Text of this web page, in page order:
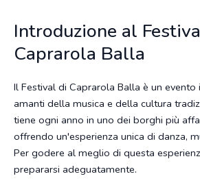
Introduzione al
Caprarola Balla
Il Festival di Caprarola Balla è un
amanti della musica e della cultura
tiene ogni anno in uno dei borghi più
offrendo un'esperienza unica di danza,
Per godere al meglio di questa
prepararsi adeguatamente.